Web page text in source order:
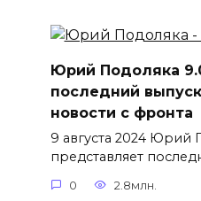
Юрий Подоляка
последний
новости с фронта
9 августа 2024 Юрий
представляет
0 2.8млн.